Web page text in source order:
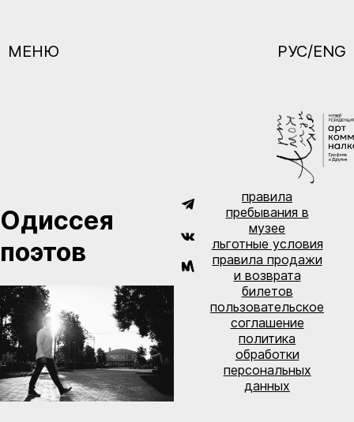
МЕНЮ РУС/ENG
Одиссея
поэтов
правила
пребывания в
музее
льготные условия
правила продажи
и возврата
билетов
пользовательское
соглашение
политика
обработки
персональных
данных